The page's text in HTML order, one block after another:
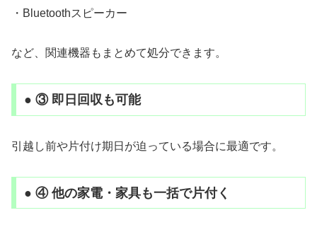
・Bluetoothスピーカー
など、関連機器もまとめて処分できます。
● ③ 即日回収も可能
引越し前や片付け期日が迫っている場合に最適です。
● ④ 他の家電・家具も一括で片付く